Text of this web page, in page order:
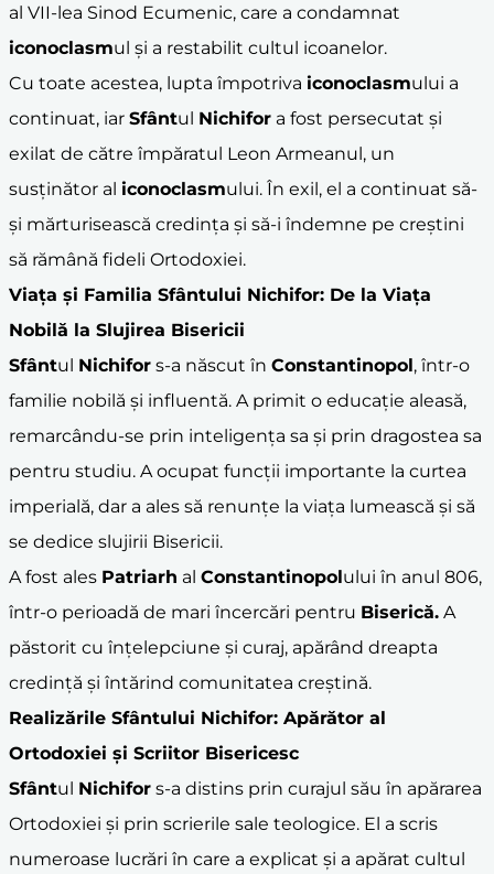
al VII-lea Sinod Ecumenic, care a condamnat
iconoclasmul și a restabilit cultul icoanelor.
Cu toate acestea, lupta împotriva iconoclasmului a
continuat, iar Sfântul Nichifor a fost persecutat și
exilat de către împăratul Leon Armeanul, un
susținător al iconoclasmului. În exil, el a continuat să-
și mărturisească credința și să-i îndemne pe creștini
să rămână fideli Ortodoxiei.
Viața și Familia Sfântului Nichifor: De la Viața
Nobilă la Slujirea Bisericii
Sfântul Nichifor s-a născut în Constantinopol, într-o
familie nobilă și influentă. A primit o educație aleasă,
remarcându-se prin inteligența sa și prin dragostea sa
pentru studiu. A ocupat funcții importante la curtea
imperială, dar a ales să renunțe la viața lumească și să
se dedice slujirii Bisericii.
A fost ales Patriarh al Constantinopolului în anul 806,
într-o perioadă de mari încercări pentru Biserică. A
păstorit cu înțelepciune și curaj, apărând dreapta
credință și întărind comunitatea creștină.
Realizările Sfântului Nichifor: Apărător al
Ortodoxiei și Scriitor Bisericesc
Sfântul Nichifor s-a distins prin curajul său în apărarea
Ortodoxiei și prin scrierile sale teologice. El a scris
numeroase lucrări în care a explicat și a apărat cultul